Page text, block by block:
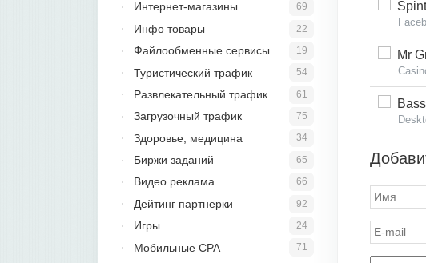
Mr
69
Интернет-магазины
22
Инфо товары
19
Файлообменные сервисы
54
Туристический трафик
61
Развлекательный трафик
75
Загрузочный трафик
34
Здоровье, медицина
65
Биржи заданий
66
Видео реклама
92
Дейтинг партнерки
24
Игры
71
Мобильные CPA